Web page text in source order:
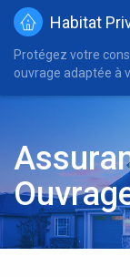
Habitat
Protégez votre
ouvrage adaptée à